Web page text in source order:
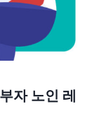
자 노인 레